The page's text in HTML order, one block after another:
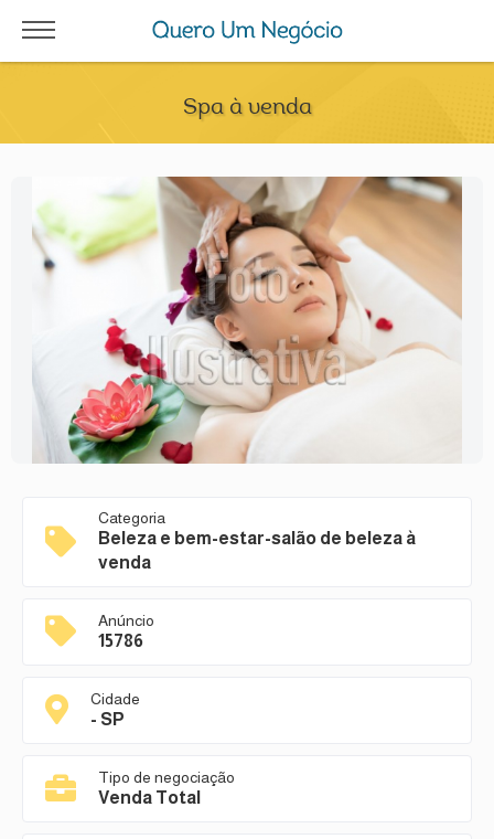
Spa à venda
Categoria
Beleza e bem-estar-salão de beleza à
venda
Anúncio
15786
Cidade
- SP
Tipo de negociação
Venda Total